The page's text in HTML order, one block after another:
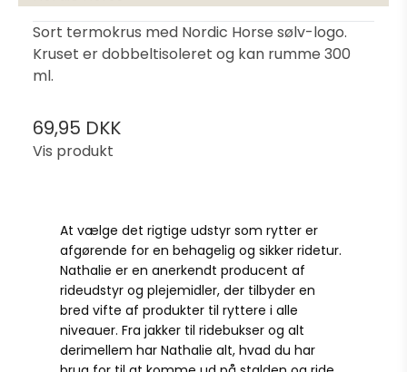
Sort termokrus med Nordic Horse sølv-logo.
Kruset er dobbeltisoleret og kan rumme 300
ml.
69,95 DKK
Vis produkt
At vælge det rigtige udstyr som rytter er
afgørende for en behagelig og sikker ridetur.
Nathalie er en anerkendt producent af
rideudstyr og plejemidler, der tilbyder en
bred vifte af produkter til ryttere i alle
niveauer. Fra jakker til ridebukser og alt
derimellem har Nathalie alt, hvad du har